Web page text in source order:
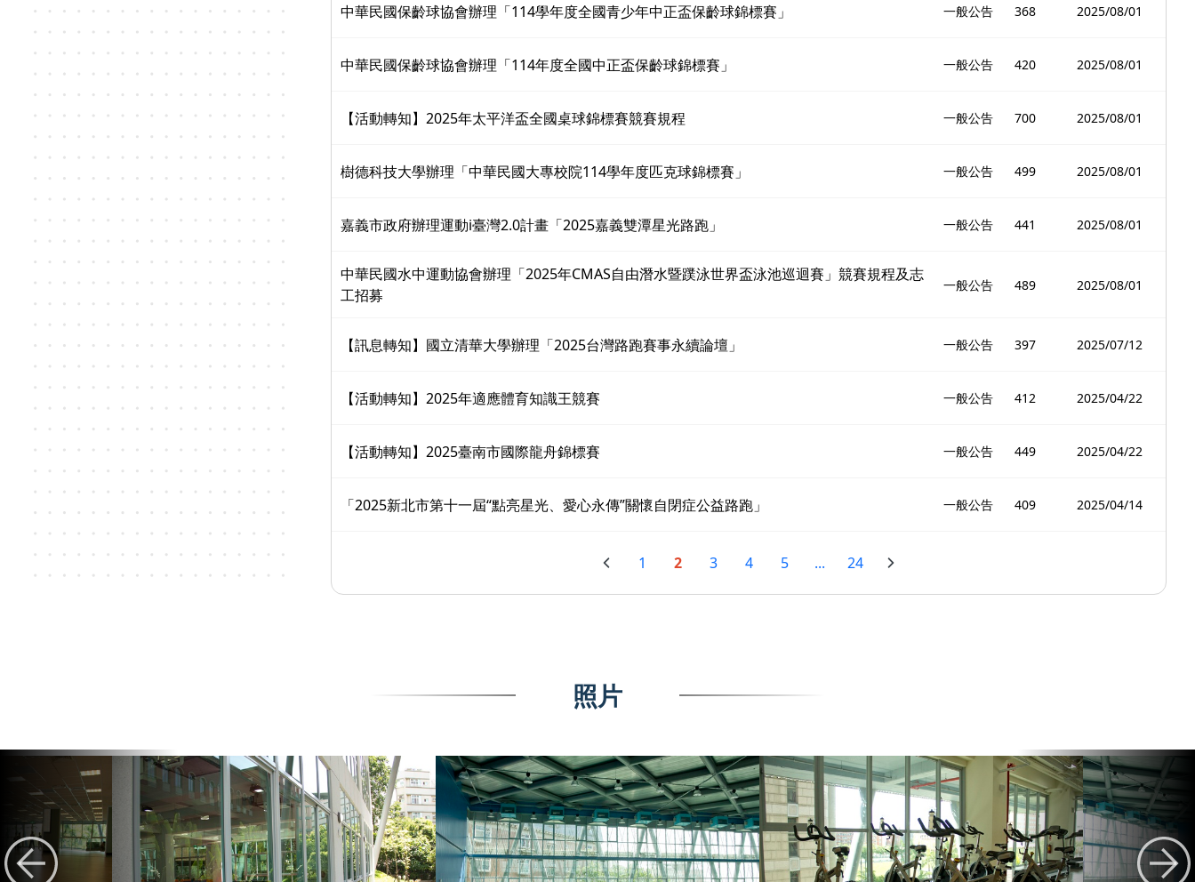
中華民國保齡球協會辦理「114學年度全國青少年中正盃保齡球錦標賽」 一般公告 368 2025/08/01
中華民國保齡球協會辦理「114年度全國中正盃保齡球錦標賽」 一般公告 420 2025/08/01
【活動轉知】2025年太平洋盃全國桌球錦標賽競賽規程 一般公告 700 2025/08/01
樹德科技大學辦理「中華民國大專校院114學年度匹克球錦標賽」 一般公告 499 2025/08/01
嘉義市政府辦理運動i臺灣2.0計畫「2025嘉義雙潭星光路跑」 一般公告 441 2025/08/01
中華民國水中運動協會辦理「2025年CMAS自由潛水暨蹼泳世界盃泳池巡迴賽」競賽規程及志
工招募
一般公告 489 2025/08/01
【訊息轉知】國立清華大學辦理「2025台灣路跑賽事永續論壇」 一般公告 397 2025/07/12
【活動轉知】2025年適應體育知識王競賽 一般公告 412 2025/04/22
【活動轉知】2025臺南市國際龍舟錦標賽 一般公告 449 2025/04/22
「2025新北市第十一屆“點亮星光、愛心永傳”關懷自閉症公益路跑」 一般公告 409 2025/04/14
1 2 3 4 5 ... 24
照片